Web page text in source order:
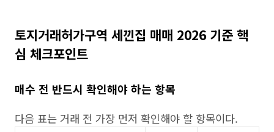
토지거래허가구역 세낀집 매매 2026 기준 핵
심 체크포인트
매수 전 반드시 확인해야 하는 항목
다음 표는 거래 전 가장 먼저 확인해야 할 항목이다.